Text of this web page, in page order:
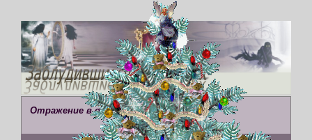
Отражение в отражениях